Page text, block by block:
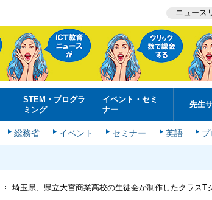
ニュース
STEM・プログラ
ミング
イベント・セミ
ナー
先生
総務省 イベント セミナー 英語
埼玉県、県立大宮商業高校の生徒会が制作したクラスT